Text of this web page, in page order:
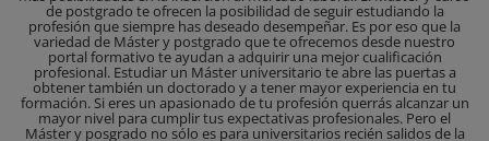
de postgrado te ofrecen la posibilidad de seguir estudiando la
profesión que siempre has deseado desempeñar. Es por eso que la
variedad de Máster y postgrado que te ofrecemos desde nuestro
portal formativo te ayudan a adquirir una mejor cualificación
profesional. Estudiar un Máster universitario te abre las puertas a
obtener también un doctorado y a tener mayor experiencia en tu
formación. Si eres un apasionado de tu profesión querrás alcanzar un
mayor nivel para cumplir tus expectativas profesionales. Pero el
Máster y posgrado no sólo es para universitarios recién salidos de la